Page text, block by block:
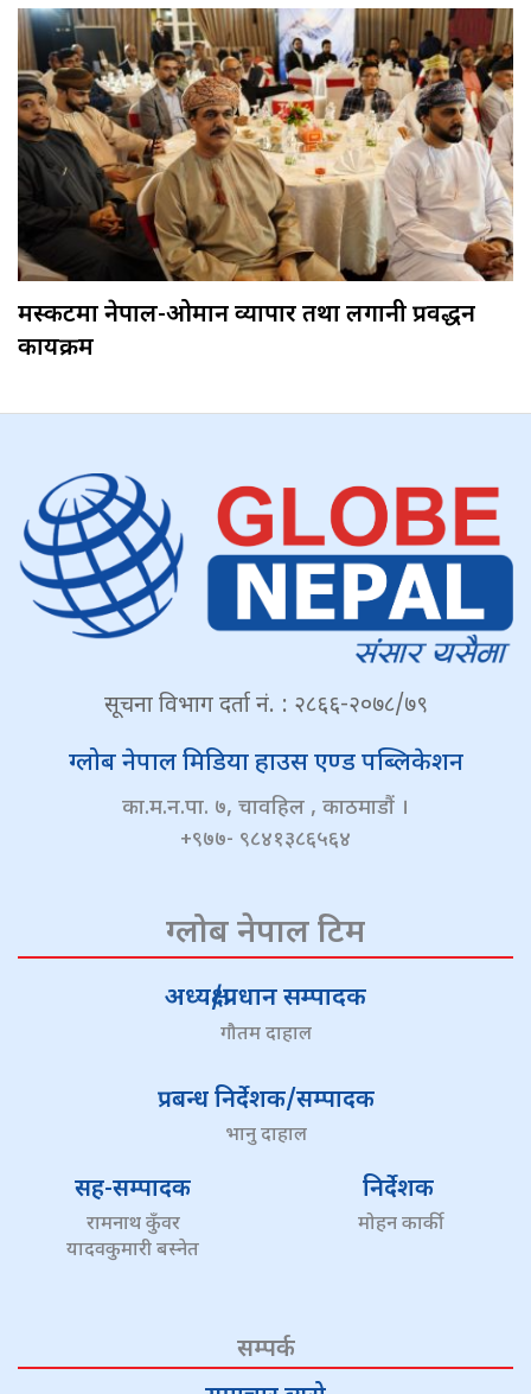
मस्कटमा नेपाल-ओमान व्यापार तथा लगानी प्रवर्द्धन
कार्यक्रम
सूचना विभाग दर्ता नं. : २८६६-२०७८/७९
ग्लोब नेपाल मिडिया हाउस एण्ड पब्लिकेशन
का.म.न.पा. ७, चावहिल , काठमाडौं ।
+९७७- ९८४१३८६५६४
ग्लोब नेपाल टिम
अध्यक्ष/प्रधान सम्पादक
गौतम दाहाल
प्रबन्ध निर्देशक/सम्पादक
भानु दाहाल
सह-सम्पादक
रामनाथ कुँवर
यादवकुमारी बस्नेत
निर्देशक
मोहन कार्की
सम्पर्क